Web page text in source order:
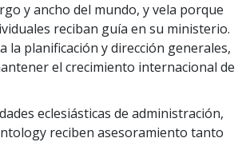
y ancho del mundo, y vela porque
reciban guía en su ministerio.
la planificación y dirección generales,
el crecimiento internacional de
eclesiásticas de administración,
reciben asesoramiento tanto